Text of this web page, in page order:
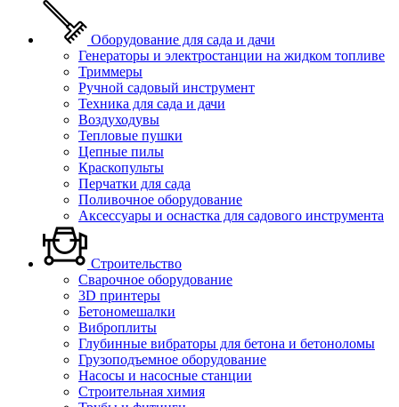
Оборудование для сада и дачи
Генераторы и электростанции на жидком топливе
Триммеры
Ручной садовый инструмент
Техника для сада и дачи
Воздуходувы
Тепловые пушки
Цепные пилы
Краскопульты
Перчатки для сада
Поливочное оборудование
Аксессуары и оснастка для садового инструмента
Строительство
Сварочное оборудование
3D принтеры
Бетономешалки
Виброплиты
Глубинные вибраторы для бетона и бетоноломы
Грузоподъемное оборудование
Насосы и насосные станции
Строительная химия